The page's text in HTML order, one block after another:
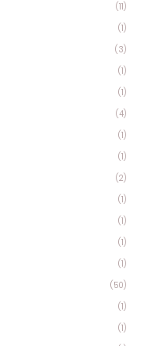
(11)
(1)
(3)
(1)
(1)
(4)
(1)
(1)
(2)
(1)
(1)
(1)
(1)
(50)
(1)
(1)